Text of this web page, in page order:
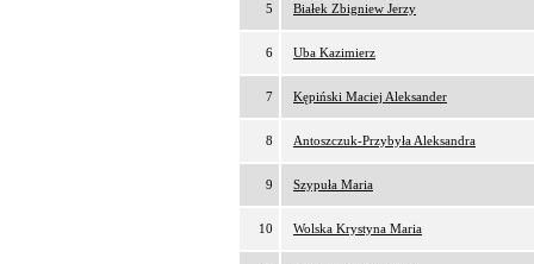
5 Białek Zbigniew Jerzy
6 Uba Kazimierz
7 Kępiński Maciej Aleksander
8 Antoszczuk-Przybyła Aleksandra
9 Szypuła Maria
10 Wolska Krystyna Maria